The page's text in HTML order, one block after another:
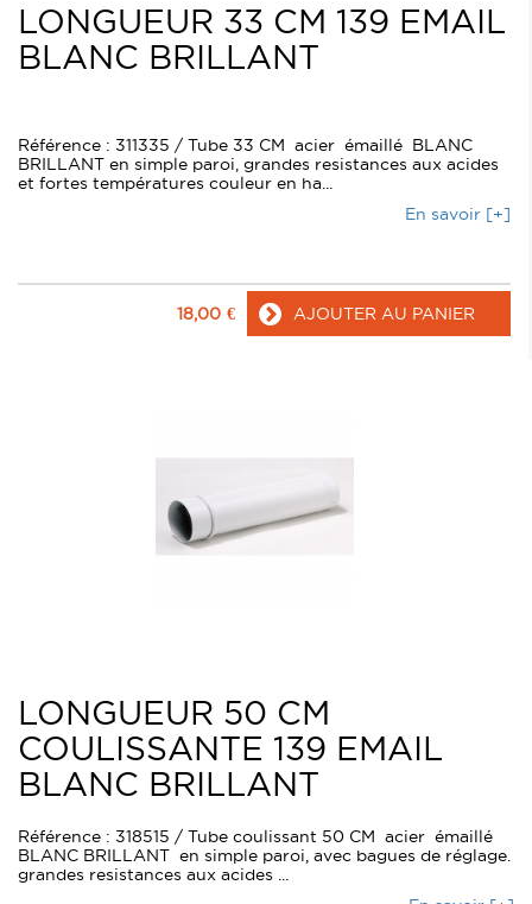
LONGUEUR 33 CM 139 EMAIL
BLANC BRILLANT
Référence : 311335 / Tube 33 CM acier émaillé BLANC
BRILLANT en simple paroi, grandes resistances aux acides
et fortes températures couleur en ha...
En savoir [+]
18,00 € AJOUTER AU PANIER
LONGUEUR 50 CM
COULISSANTE 139 EMAIL
BLANC BRILLANT
Référence : 318515 / Tube coulissant 50 CM acier émaillé
BLANC BRILLANT en simple paroi, avec bagues de réglage.
grandes resistances aux acides ...